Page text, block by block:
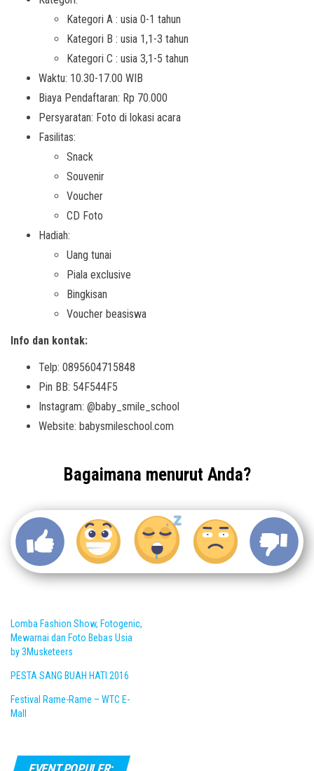
Kategori A : usia 0-1 tahun
Kategori B : usia 1,1-3 tahun
Kategori C : usia 3,1-5 tahun
Waktu: 10.30-17.00 WIB
Biaya Pendaftaran: Rp 70.000
Persyaratan: Foto di lokasi acara
Fasilitas:
Snack
Souvenir
Voucher
CD Foto
Hadiah:
Uang tunai
Piala exclusive
Bingkisan
Voucher beasiswa
Info dan kontak:
Telp: 0895604715848
Pin BB: 54F544F5
Instagram: @baby_smile_school
Website: babysmileschool.com
Bagaimana menurut Anda?
Lomba Fashion Show, Fotogenic,
Mewarnai dan Foto Bebas Usia
by 3Musketeers
PESTA SANG BUAH HATI 2016
Festival Rame-Rame – WTC E-
Mall